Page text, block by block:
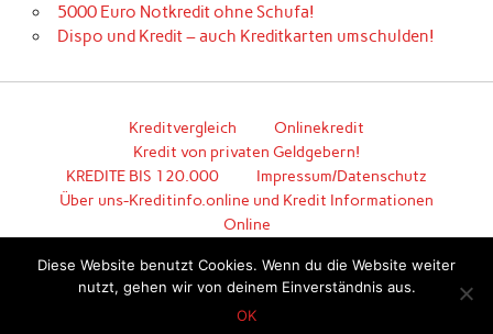
5000 Euro Notkredit ohne Schufa!
Dispo und Kredit – auch Kreditkarten umschulden!
Kreditvergleich
Onlinekredit
Kredit von privaten Geldgebern!
KREDITE BIS 120.000
Impressum/Datenschutz
Über uns-Kreditinfo.online und Kredit Informationen
Online
Diese Website benutzt Cookies. Wenn du die Website weiter
nutzt, gehen wir von deinem Einverständnis aus.
OK